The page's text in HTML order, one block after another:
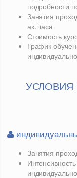
подробности
Занятия
ак. часа
Стоимость
График
УСЛОВИЯ
Занятия
индивидуально